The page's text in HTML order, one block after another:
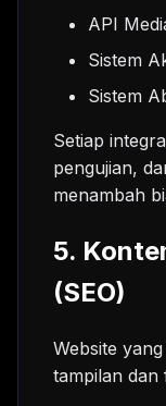
API
Sistem
Sistem
Setiap
pengujian,
menambah
5.
(SEO)
Website
tampilan dan